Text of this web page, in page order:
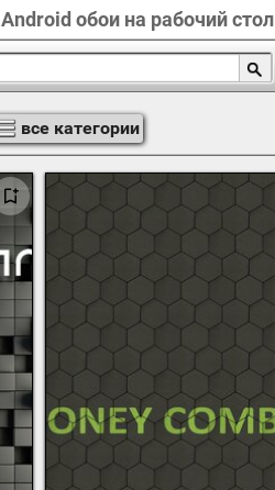
Android обои на рабочий стол
все категории